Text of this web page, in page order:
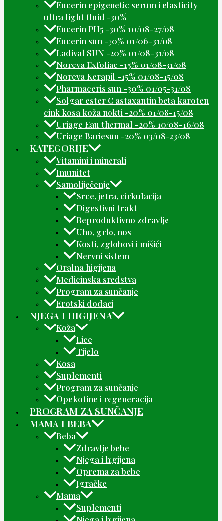
Eucerin epigenetic serum i elasticity
ultra light fluid -30%
Eucerin PH5 -30% 10/08-27/08
Eucerin sun -30% 01/06-31/08
Ladival SUN -20% 01/08-31/08
Noreva Exfoliac -15% 01/08-31/08
Noreva Kerapil -15% 01/08-15/08
Pharmaceris sun -30% 01/05-31/08
Solgar ester C astaxantin beta karoten
cink kosa koža nokti -20% 01/08-15/08
Uriage Eau thermal -20% 10/08-16/08
Uriage Bariesun -20% 03/08-23/08
KATEGORIJE
Vitamini i minerali
Imunitet
Samoliječenje
Srce, jetra, cirkulacija
Digestivni trakt
Reproduktivno zdravlje
Uho, grlo, nos
Kosti, zglobovi i mišići
Nervni sistem
Oralna higijena
Medicinska sredstva
Program za sunčanje
Erotski dodaci
NJEGA I HIGIJENA
Koža
Lice
Tijelo
Kosa
Suplementi
Program za sunčanje
Opekotine i regeneracija
PROGRAM ZA SUNČANJE
MAMA I BEBA
Beba
Zdravlje bebe
Njega i higijena
Oprema za bebe
Igračke
Mama
Suplementi